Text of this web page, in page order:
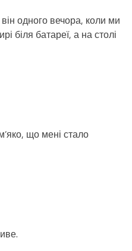
одного вечора, коли ми
біля батареї, а на столі
що мені стало